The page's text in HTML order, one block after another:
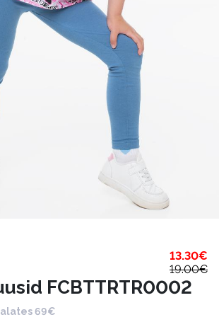
13.30€
19.00€
FCBTTRTR0002
69€